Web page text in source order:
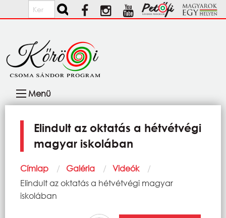
Ugrás a tartalomra
Keresés
navigáció
Menü
Elindult az oktatás a hétvétvégi
magyar iskolában
Morzsa
Címlap Galéria
Videók
Current:
Elindult az oktatás a hétvétvégi magyar
iskolában